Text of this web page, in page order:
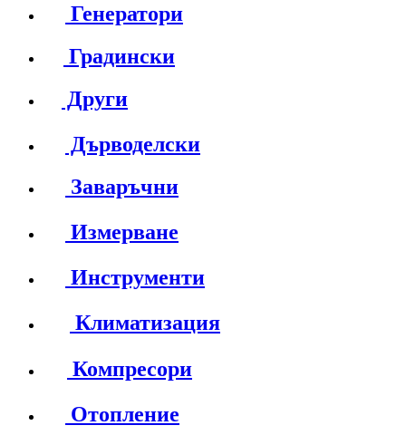
Генератори
Градински
Други
Дърводелски
Заваръчни
Измерване
Инструменти
Климатизация
Компресори
Отопление